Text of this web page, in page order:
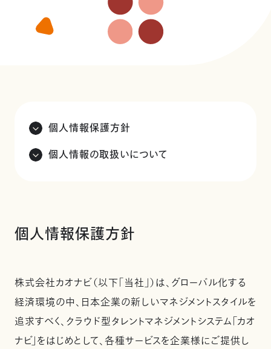
個人情報保護方針
個人情報の取扱いについて
個人情報保護方針
株式会社カオナビ（以下「当社」）は、グローバル化する
経済環境の中、日本企業の新しいマネジメントスタイルを
追求すべく、クラウド型タレントマネジメントシステム「カオ
ナビ」をはじめとして、各種サービスを企業様にご提供し